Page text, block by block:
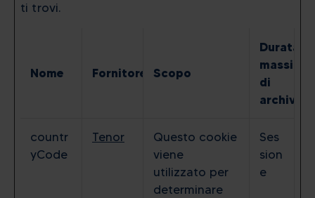
ti trovi.
Nome Fornitore Scopo
Durata
massima
di
countr
yCode
Tenor
Questo cookie
viene
utilizzato per
determinare
Ses
sion
e